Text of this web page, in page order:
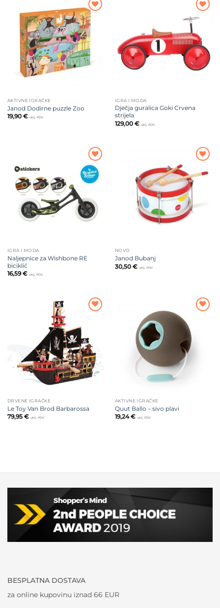
Dodajte
na listu
želja
AKTIVNE IGRAČKE
Janod Dodirne puzzle Zoo
19,90 € uklj. PDV
Dodajte
na listu
želja
IGRA I MODA
Dječja guralica Goki Crvena
strijela
129,00 € uklj. PDV
Dodajte
na listu
želja
IGRA I MODA
Naljepnice za Wishbone RE
biciklić
16,59€ uklj. PDV
na listu
želja
NOVO
Janod Bubanj
30,50 € uklj. PDV
DRVENE IGRAČKE
Le Toy Van Brod Barbarossa
79,95 € uklj. PDV
AKTIVNE IGRAČKE
Quut Ballo – sivo plavi
19,24€ uklj. PDV
BESPLATNA DOSTAVA
za online kupovinu iznad 66 EUR